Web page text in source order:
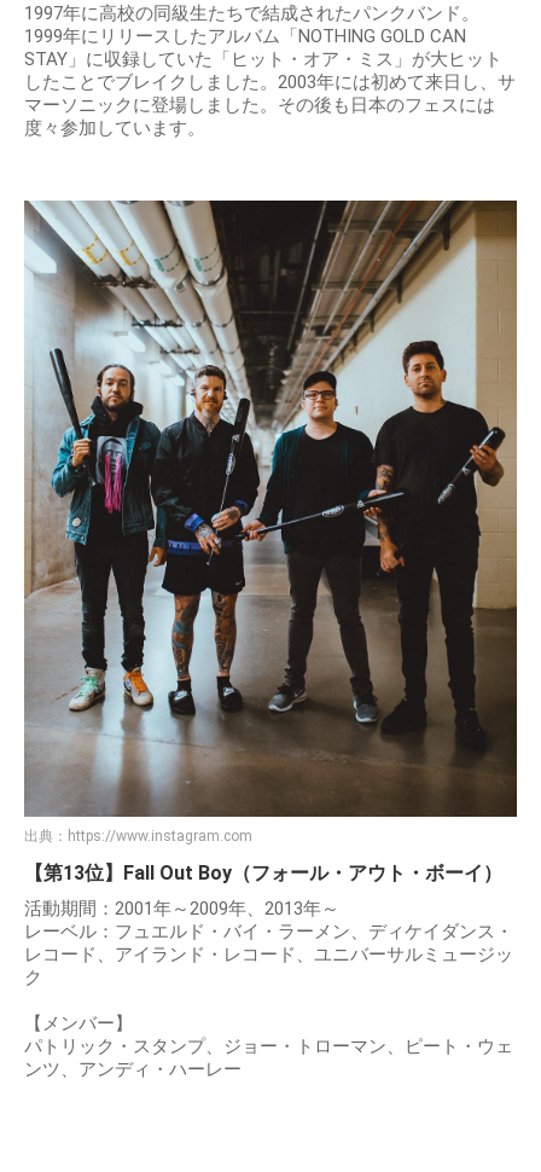
1997年に高校の同級生たちで結成されたパンクバンド。
1999年にリリースしたアルバム「NOTHING GOLD CAN
STAY」に収録していた「ヒット・オア・ミス」が大ヒット
したことでブレイクしました。2003年には初めて来日し、サ
マーソニックに登場しました。その後も日本のフェスには
度々参加しています。
出典： https://www.instagram.com
【第13位】Fall Out Boy（フォール・アウト・ボーイ）
活動期間：2001年～2009年、2013年～
レーベル：フュエルド・バイ・ラーメン、ディケイダンス・
レコード、アイランド・レコード、ユニバーサルミュージッ
ク
【メンバー】
パトリック・スタンプ、ジョー・トローマン、ピート・ウェ
ンツ、アンディ・ハーレー